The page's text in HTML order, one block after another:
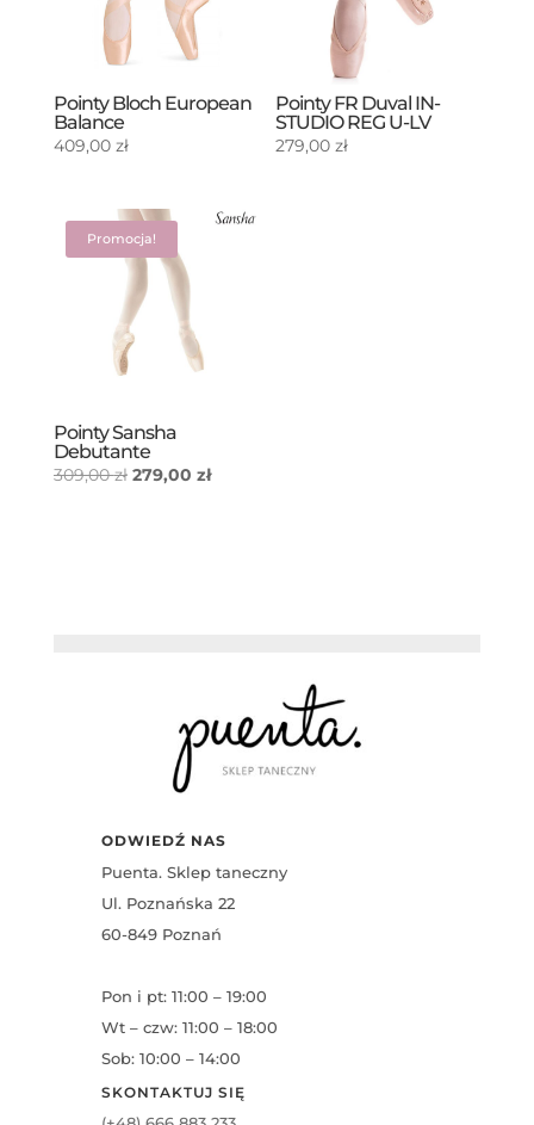
Pointy Bloch European
Balance
409,00 zł
Pointy FR Duval IN-
STUDIO REG U-LV
279,00zł
Promocja!
Pointy Sansha
Debutante
309,00zł Pierwotna
279,00 złAktualna
ODWIEDŹ NAS
Puenta. Sklep taneczny
Ul. Poznańska 22
60-849 Poznań
Pon i pt: 11:00 – 19:00
Wt – czw: 11:00 – 18:00
Sob: 10:00 – 14:00
SKONTAKTUJ SIĘ